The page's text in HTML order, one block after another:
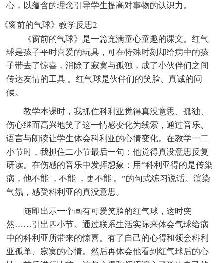
心，以蕴含的理念引导学生提高对事物的认识力。
《窗前的气球》教学反思2
《窗前的气球》是一篇充满童心童趣的课文。红气
球是孩子平时喜爱的玩具，可在特殊时刻却给病中的孩
子带去了惊喜，消除了寂寞与孤独，成了小伙伴们之间
传达友情的工具 。红气球是伙伴们的笑脸、真诚的问
候。
教学本课时，我抓住科利亚觉得真没意思、孤独、
伤心继而高兴地笑了这一情感变化为线索，通过音乐、
语言与朗读让学生体会科利亚的心情变化。在教学一二
小节时，我抓住二小节最后一句：他觉得真没意思反复
研读。在伤感的音乐中发挥想象：用“科利亚得的是传染
病，他不能 ，不能 ，更不能 。”的句式练习说话。渲染
气氛，感受科利亚的真没意思。
随即出示一个画有可爱笑脸的红气球，这时突
然……引出四小节。通过联系生活实际来体会气球给病
中的科利亚所带来的惊喜。有了自己的心得和领会科利
亚孤单、寂寞的心情。然后再体会他看到红气球后的心